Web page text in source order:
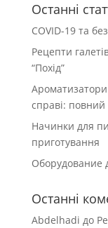
Останні
COVID-19 та
Рецепти
“Похід”
справі: повний
Начинки для
приготування
Оборудование
Останні
Abdelhadi до